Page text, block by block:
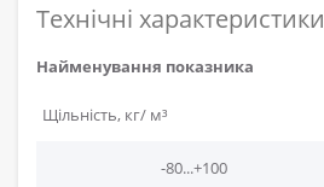
Технічні характеристики
Найменування показника
Щільність, кг/ м³
-80...+100